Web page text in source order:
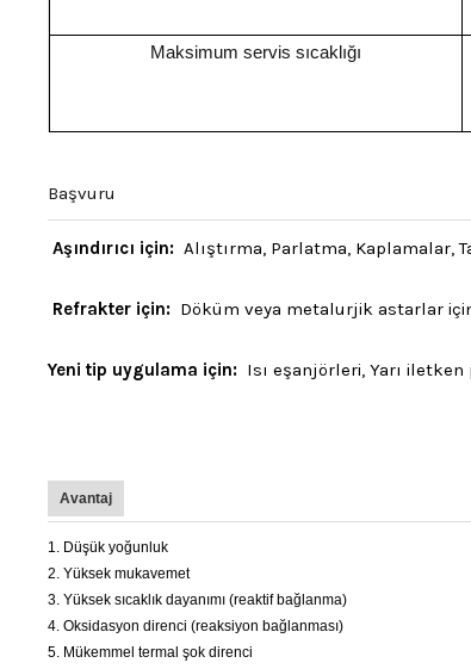
Maksimum servis sıcaklığı
Başvuru
Aşındırıcı için: Alıştırma, Parlatma, Kaplamalar,
Refrakter için: Döküm veya metalurjik astarlar
Yeni tip uygulama için: Isı eşanjörleri, Yarı
Avantaj
1. Düşük yoğunluk
2. Yüksek mukavemet
3. Yüksek sıcaklık dayanımı (reaktif bağlanma)
4. Oksidasyon direnci (reaksiyon bağlanması)
5. Mükemmel termal şok direnci